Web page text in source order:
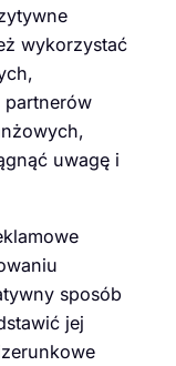
wykorzystać
partnerów
uwagę i
sposób
jej